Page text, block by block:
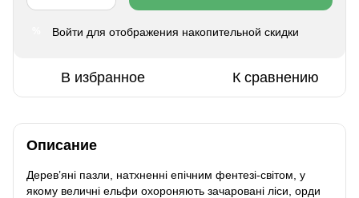
Войти для отображения накопительной скидки
В избранное К сравнению
Описание
Дерев’яні пазли, натхненні епічним фентезі-світом, у
якому величні ельфи охороняють зачаровані ліси, орди